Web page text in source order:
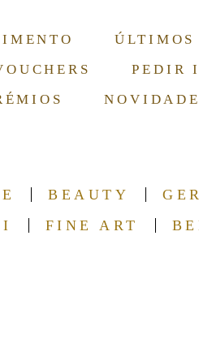
ÚLTIMOS
PEDIR
BEAUTY
FINE ART